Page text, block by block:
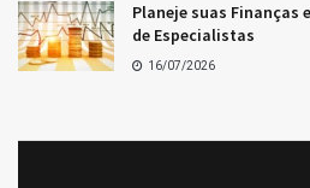
Planeje suas Finanças
de Especialistas
16/07/2026